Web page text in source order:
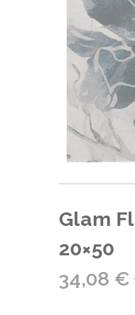
Glam
20×50
34,08 €